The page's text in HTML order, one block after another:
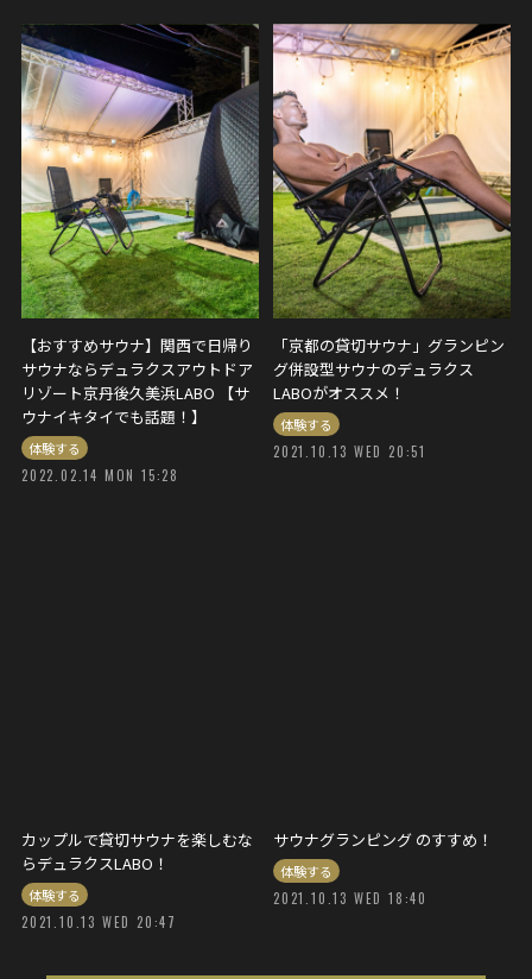
【おすすめサウナ】関西で日帰り
サウナならデュラクスアウトドア
リゾート京丹後久美浜LABO 【サ
ウナイキタイでも話題！】
体験する
2022.02.14 MON 15:28
「京都の貸切サウナ」グランピン
グ併設型サウナのデュラクス
LABOがオススメ！
体験する
2021.10.13 WED 20:51
カップルで貸切サウナを楽しむな
らデュラクスLABO！
体験する
2021.10.13 WED 20:47
サウナグランピング のすすめ！
体験する
2021.10.13 WED 18:40